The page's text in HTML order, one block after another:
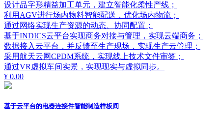
设计品字形精益加工单元，建立智能化柔性产线；
利用AGV进行场内物料智能配送，优化场内物流；
通过网络实现生产资源的动态、协同配置；
基于INDICS云平台实现商务对接与管理，实现云端商务；
数据接入云平台，并反馈至生产现场，实现生产云管理；
采用航天云网CPDM系统，实现线上技术文件审签；
通过VR虚拟车间实景，实现现实与虚拟同步。
¥ 0.00
基于云平台的电器连接件智能制造样板间